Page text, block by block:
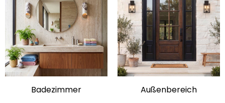
Badezimmer Außenbereich